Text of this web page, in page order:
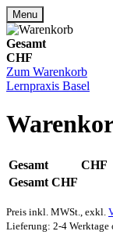
Menu
Gesamt
CHF
Zum Warenkorb
Lernpraxis Basel
Gesamt
CHF
Gesamt CHF
Preis inkl. MWSt., exkl.
Lieferung: 2-4 Werktage